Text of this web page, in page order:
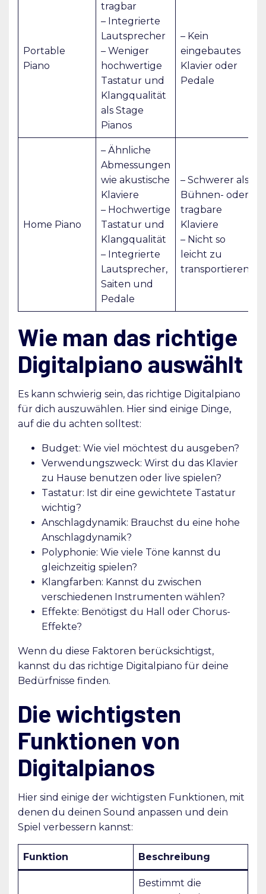
Portable
Piano
tragbar
– Integrierte
Lautsprecher
– Weniger
hochwertige
Tastatur und
Klangqualität
als Stage
Pianos
– Kein
eingebautes
Klavier oder
Pedale
Home Piano
– Ähnliche
Abmessungen
wie akustische
Klaviere
– Hochwertige
Tastatur und
Klangqualität
– Integrierte
Lautsprecher,
Saiten und
Pedale
– Schwerer als
Bühnen- oder
tragbare
Klaviere
– Nicht so
leicht zu
transportieren
Wie man das richtige
Digitalpiano auswählt
Es kann schwierig sein, das richtige Digitalpiano
für dich auszuwählen. Hier sind einige Dinge,
auf die du achten solltest:
Budget: Wie viel möchtest du ausgeben?
Verwendungszweck: Wirst du das Klavier
zu Hause benutzen oder live spielen?
Tastatur: Ist dir eine gewichtete Tastatur
wichtig?
Anschlagdynamik: Brauchst du eine hohe
Anschlagdynamik?
Polyphonie: Wie viele Töne kannst du
gleichzeitig spielen?
Klangfarben: Kannst du zwischen
verschiedenen Instrumenten wählen?
Effekte: Benötigst du Hall oder Chorus-
Effekte?
Wenn du diese Faktoren berücksichtigst,
kannst du das richtige Digitalpiano für deine
Bedürfnisse finden.
Die wichtigsten
Funktionen von
Digitalpianos
Hier sind einige der wichtigsten Funktionen, mit
denen du deinen Sound anpassen und dein
Spiel verbessern kannst:
Funktion Beschreibung
Bestimmt die